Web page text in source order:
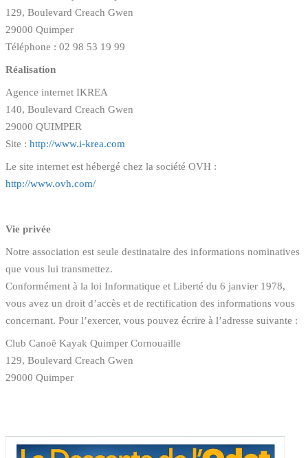
129, Boulevard Creach Gwen
29000 Quimper
Téléphone : 02 98 53 19 99
Réalisation
Agence internet IKREA
140, Boulevard Creach Gwen
29000 QUIMPER
Site : http://www.i-krea.com
Le site internet est hébergé chez la société OVH :
http://www.ovh.com/
Vie privée
Notre association est seule destinataire des informations nominatives
que vous lui transmettez.
Conformément à la loi Informatique et Liberté du 6 janvier 1978,
vous avez un droit d’accès et de rectification des informations vous
concernant. Pour l’exercer, vous pouvez écrire à l’adresse suivante :
Club Canoë Kayak Quimper Cornouaille
129, Boulevard Creach Gwen
29000 Quimper